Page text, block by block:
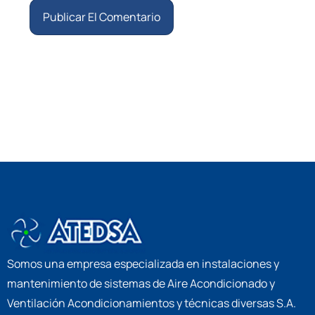
Somos una empresa especializada en instalaciones y
mantenimiento de sistemas de Aire Acondicionado y
Ventilación Acondicionamientos y técnicas diversas S.A.